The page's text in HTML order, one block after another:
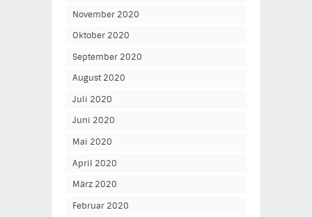
November 2020
Oktober 2020
September 2020
August 2020
Juli 2020
Juni 2020
Mai 2020
April 2020
März 2020
Februar 2020